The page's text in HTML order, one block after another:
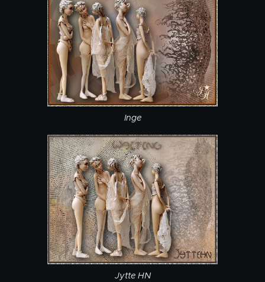
Inge
Jytte HN